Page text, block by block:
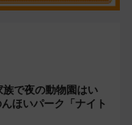
族で夜の動物園はい
ほいパーク「ナイト